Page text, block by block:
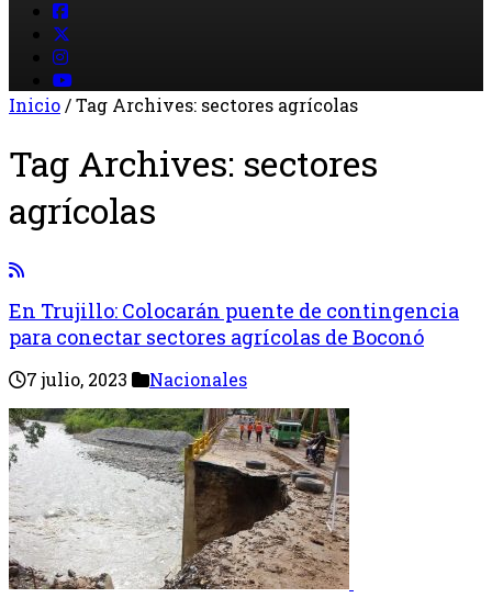
Inicio/Tag Archives: sectores agrícolas
Tag Archives: sectores
agrícolas
En Trujillo: Colocarán puente de contingencia
para conectar sectores agrícolas de Boconó
7 julio, 2023 Nacionales